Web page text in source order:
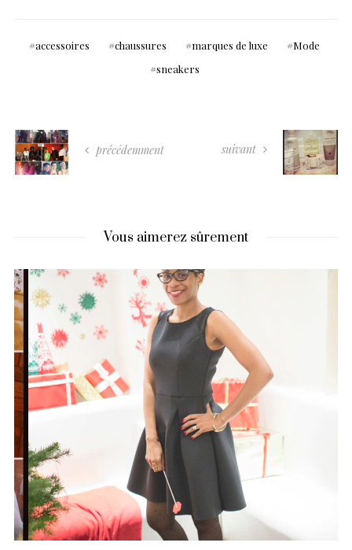
accessoires chaussures marques de luxe
Mode
sneakers
précédemment suivant
Vous aimerez sûrement